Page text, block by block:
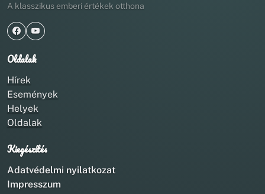
A klasszikus emberi értékek otthona
Oldalak
Hírek
Események
Helyek
Oldalak
Kiegészítés
Adatvédelmi nyilatkozat
Impresszum